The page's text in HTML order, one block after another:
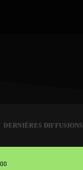
DERNIÈRES DIFFUSIONS